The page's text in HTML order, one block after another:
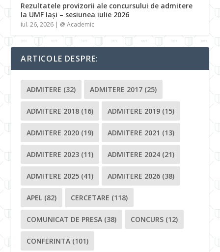
Rezultatele provizorii ale concursului de admitere
la UMF Iași – sesiunea iulie 2026
iul. 26, 2026 | @ Academic
ARTICOLE DESPRE:
ADMITERE (32) ADMITERE 2017 (25)
ADMITERE 2018 (16) ADMITERE 2019 (15)
ADMITERE 2020 (19) ADMITERE 2021 (13)
ADMITERE 2023 (11) ADMITERE 2024 (21)
ADMITERE 2025 (41) ADMITERE 2026 (38)
APEL (82) CERCETARE (118)
COMUNICAT DE PRESA (38) CONCURS (12)
CONFERINTA (101)